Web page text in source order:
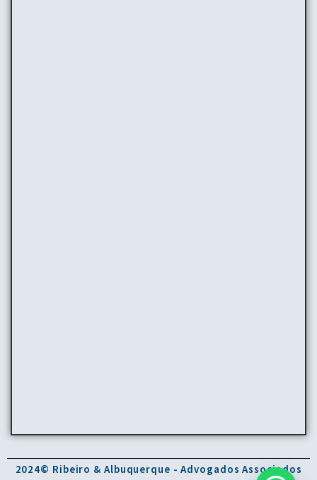
2024© Ribeiro & Albuquerque - Advogados Associados